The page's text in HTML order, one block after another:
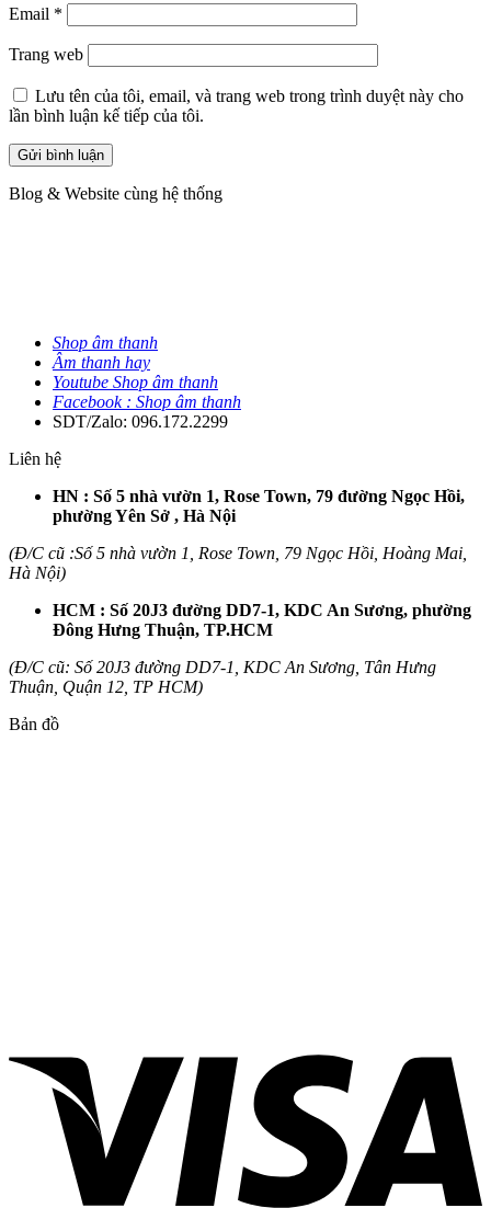
Email *
Trang web
Lưu tên của tôi, email, và trang web trong trình duyệt này cho
lần bình luận kế tiếp của tôi.
Blog & Website cùng hệ thống
Shop âm thanh
Âm thanh hay
Youtube Shop âm thanh
Facebook : Shop âm thanh
SDT/Zalo: 096.172.2299
Liên hệ
HN : Số 5 nhà vườn 1, Rose Town, 79 đường Ngọc Hồi,
phường Yên Sở , Hà Nội
(Đ/C cũ :Số 5 nhà vườn 1, Rose Town, 79 Ngọc Hồi, Hoàng Mai,
Hà Nội)
HCM : Số 20J3 đường DD7-1, KDC An Sương, phường
Đông Hưng Thuận, TP.HCM
(Đ/C cũ: Số 20J3 đường DD7-1, KDC An Sương, Tân Hưng
Thuận, Quận 12, TP HCM)
Bản đồ